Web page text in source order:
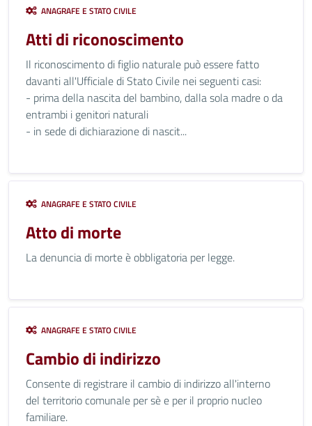
ANAGRAFE E STATO CIVILE
Atti di riconoscimento
Il riconoscimento di figlio naturale può essere fatto
davanti all'Ufficiale di Stato Civile nei seguenti casi:
- prima della nascita del bambino, dalla sola madre o da
entrambi i genitori naturali
- in sede di dichiarazione di nascit...
ANAGRAFE E STATO CIVILE
Atto di morte
La denuncia di morte è obbligatoria per legge.
ANAGRAFE E STATO CIVILE
Cambio di indirizzo
Consente di registrare il cambio di indirizzo all'interno
del territorio comunale per sè e per il proprio nucleo
familiare.